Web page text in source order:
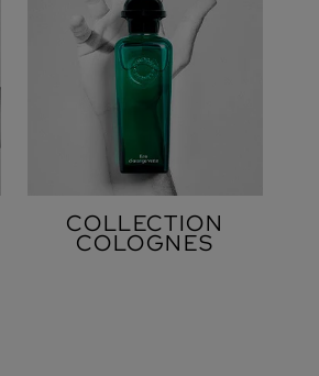
COLLECTION
COLOGNES